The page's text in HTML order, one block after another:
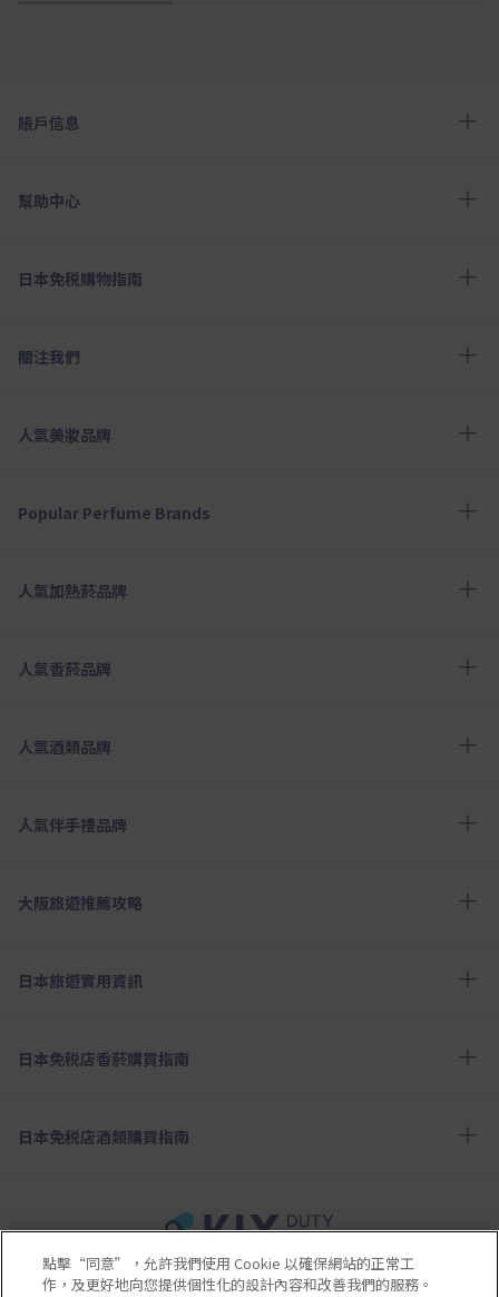
賬戶信息
幫助中心
日本免税購物指南
關注我們
人氣美妝品牌
Popular Perfume Brands
人氣加熱菸品牌
人氣香菸品牌
人氣酒類品牌
人氣伴手禮品牌
大阪旅遊推薦攻略
日本旅遊實用資訊
日本免税店香菸購買指南
日本免税店酒類購買指南
使用條款 隱私政策
Cookie政策
點擊“同意”，允許我們使用 Cookie 以確保網站的正常工
作，及更好地向您提供個性化的設計內容和改善我們的服務。